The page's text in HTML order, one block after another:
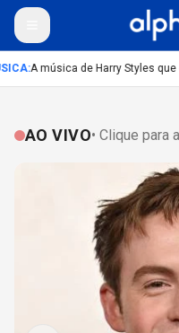
:A música de Harry Styles que
AO VIVO• Clique para